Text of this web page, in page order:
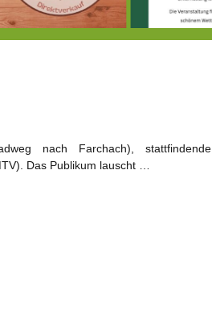
nach Farchach), stattfindende
Das Publikum lauscht …